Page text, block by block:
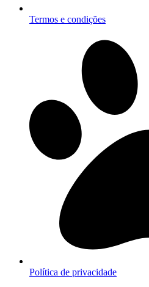
Termos e condições
Política de privacidade